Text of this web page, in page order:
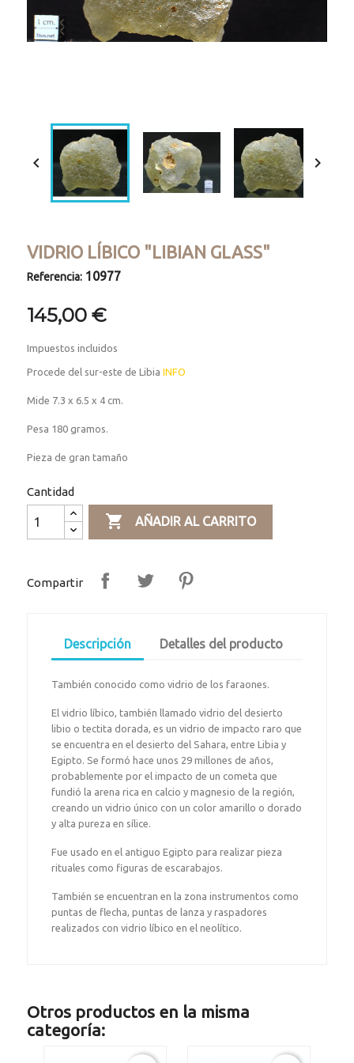
 
VIDRIO LÍBICO "LIBIAN GLASS"
Referencia: 10977
145,00 €
Impuestos incluidos
Procede del sur-este de LibiaINFO
Mide 7.3 x 6.5 x 4 cm.
Pesa 180 gramos.
Pieza de gran tamaño
Cantidad
 AÑADIR AL CARRITO
Compartir
Descripción Detalles del producto
También conocido como vidrio de los faraones.
El vidrio líbico, también llamado vidrio del desierto
libio o tectita dorada, es un vidrio de impacto raro que
se encuentra en el desierto del Sahara, entre Libia y
Egipto. Se formó hace unos 29 millones de años,
probablemente por el impacto de un cometa que
fundió la arena rica en calcio y magnesio de la región,
creando un vidrio único con un color amarillo o dorado
y alta pureza en sílice.
Fue usado en el antiguo Egipto para realizar pieza
rituales como figuras de escarabajos.
También se encuentran en la zona instrumentos como
puntas de flecha, puntas de lanza y raspadores
realizados con vidrio líbico en el neolítico.
Otros productos en la misma
categoría: